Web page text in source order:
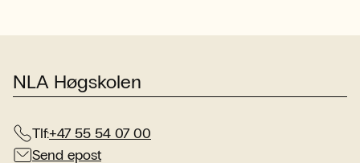
NLA Høgskolen
Tlf:+47 55 54 07 00
Send epost